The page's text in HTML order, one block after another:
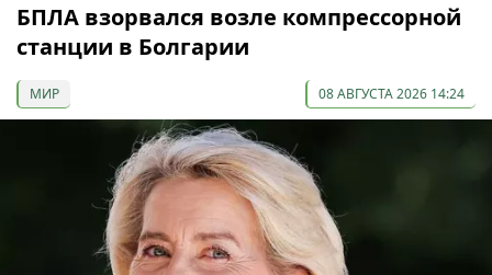
БПЛА взорвался возле компрессорной
станции в Болгарии
МИР 08 АВГУСТА 2026 14:24